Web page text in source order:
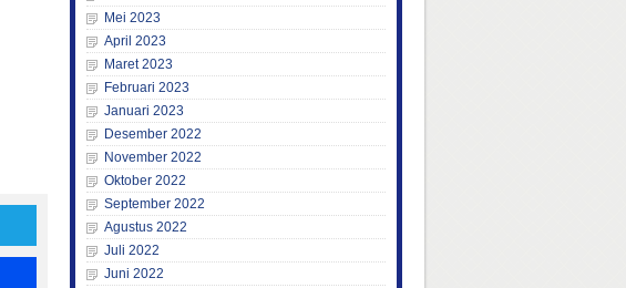
Mei 2023
April 2023
Maret 2023
Februari 2023
Januari 2023
Desember 2022
November 2022
Oktober 2022
September 2022
Agustus 2022
Juli 2022
Juni 2022